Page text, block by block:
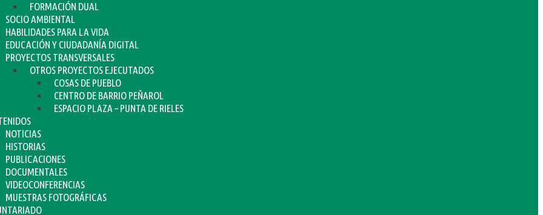
FORMACIÓN DUAL
SOCIO AMBIENTAL
HABILIDADES PARA LA VIDA
EDUCACIÓN Y CIUDADANÍA DIGITAL
PROYECTOS TRANSVERSALES
OTROS PROYECTOS EJECUTADOS
COSAS DE PUEBLO
CENTRO DE BARRIO PEÑAROL
ESPACIO PLAZA – PUNTA DE RIELES
NOTICIAS
HISTORIAS
PUBLICACIONES
DOCUMENTALES
VIDEOCONFERENCIAS
MUESTRAS FOTOGRÁFICAS